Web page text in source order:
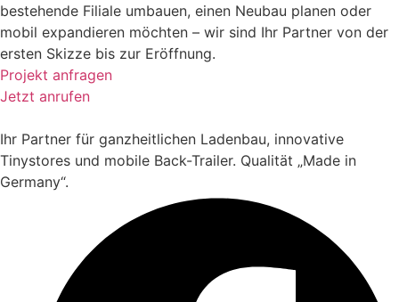
bestehende Filiale umbauen, einen Neubau planen oder
mobil expandieren möchten – wir sind Ihr Partner von der
ersten Skizze bis zur Eröffnung.
Projekt anfragen
Jetzt anrufen
Ihr Partner für ganzheitlichen Ladenbau, innovative
Tinystores und mobile Back-Trailer. Qualität „Made in
Germany“.